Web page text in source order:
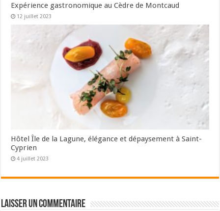
Expérience gastronomique au Cèdre de Montcaud
12 juillet 2023
Hôtel Île de la Lagune, élégance et dépaysement à Saint-
Cyprien
4 juillet 2023
Laisser un commentaire